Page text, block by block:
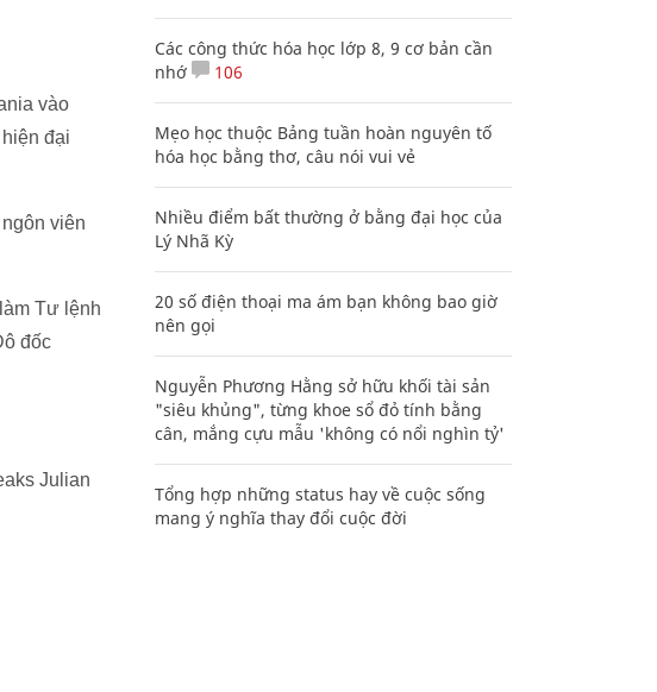
vào
đại
viên
Tư lệnh
đốc
Julian
Các công thức hóa học lớp 8, 9 cơ bản cần
nhớ
106
Mẹo học thuộc Bảng tuần hoàn nguyên tố
hóa học bằng thơ, câu nói vui vẻ
Nhiều điểm bất thường ở bằng đại học của
Lý Nhã Kỳ
20 số điện thoại ma ám bạn không bao giờ
nên gọi
Nguyễn Phương Hằng sở hữu khối tài sản
"siêu khủng", từng khoe sổ đỏ tính bằng
cân, mắng cựu mẫu 'không có nổi nghìn tỷ'
Tổng hợp những status hay về cuộc sống
mang ý nghĩa thay đổi cuộc đời